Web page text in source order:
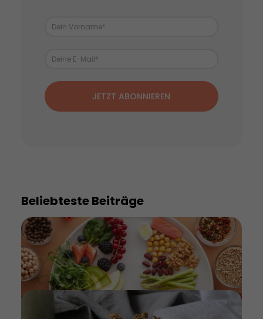
JETZT ABONNIEREN
Beliebteste Beiträge